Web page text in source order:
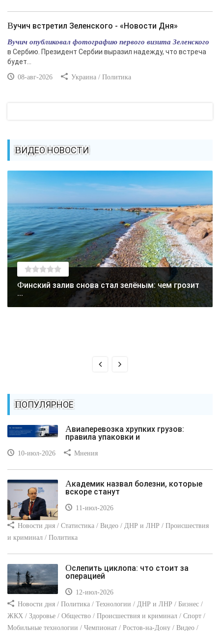
Вучич встретил Зеленского - «Новости Дня»
Вучич опубликовал фотографию первого визита Зеленского
в Сербию. Президент Сербии выразил надежду, что встреча
будет...
08-авг-2026 Украина / Политика
ВИДЕО НОВОСТИ
Финский залив снова стал зелёным: чем грозит
...
ПОПУЛЯРНОЕ
Авиаперевозка хрупких грузов:
правила упаковки и
10-июл-2026 Мнения
Академик назвал болезни, которые
вскоре станут
11-июл-2026
Новости дня / Статистика / Видео / ДНР и ЛНР / Происшествия
и криминал / Политика
Ослепить циклопа: что стоит за
операцией
12-июл-2026
Новости дня / Политика / Технологии / ДНР и ЛНР / Бизнес /
ЖКХ / Здоровье / Общество / Происшествия и криминал / Спорт /
Мобильные технологии / Чемпионат / Ростов-на-Дону / Видео /